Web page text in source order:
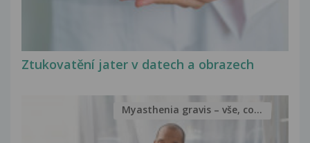
Ztukovatění jater v datech a obrazech
Myasthenia gravis – vše, co...